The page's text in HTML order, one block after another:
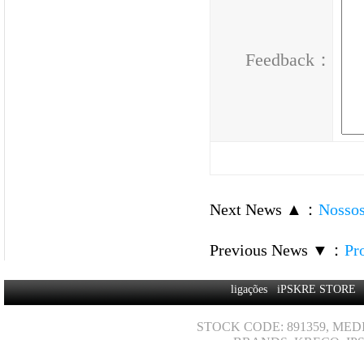
Feedback：
Next News ▲ ：
Previous News ▼ ：
ligaçõesiPSKRE STORE
STOCK CODE: 891359,